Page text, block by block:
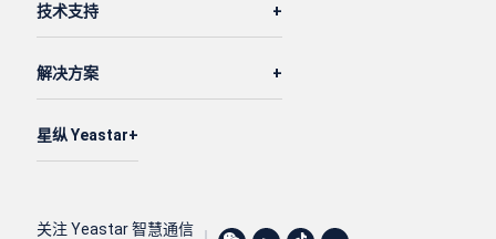
技术支持
解决方案
星纵 Yeastar
关注 Yeastar 智慧通信